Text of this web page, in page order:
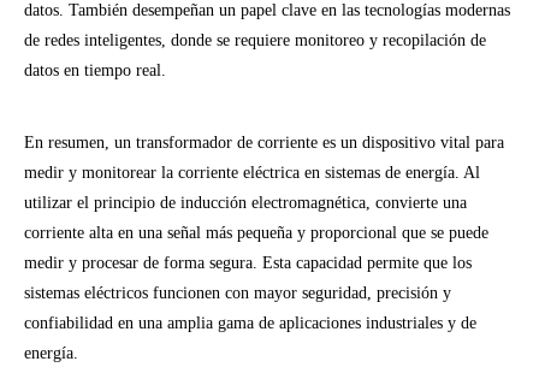
datos. También desempeñan un papel clave en las tecnologías modernas
de redes inteligentes, donde se requiere monitoreo y recopilación de
datos en tiempo real.
En resumen, un transformador de corriente es un dispositivo vital para
medir y monitorear la corriente eléctrica en sistemas de energía. Al
utilizar el principio de inducción electromagnética, convierte una
corriente alta en una señal más pequeña y proporcional que se puede
medir y procesar de forma segura. Esta capacidad permite que los
sistemas eléctricos funcionen con mayor seguridad, precisión y
confiabilidad en una amplia gama de aplicaciones industriales y de
energía.